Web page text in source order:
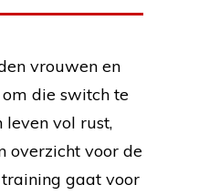
vrouwen en
die switch te
leven vol rust,
overzicht voor de
gaat voor